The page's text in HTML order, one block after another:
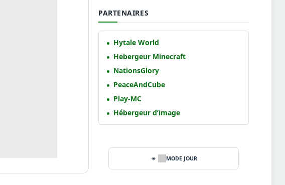
PARTENAIRES
Hytale World
Hebergeur Minecraft
NationsGlory
PeaceAndCube
Play-MC
Hébergeur d’image
MODE JOUR